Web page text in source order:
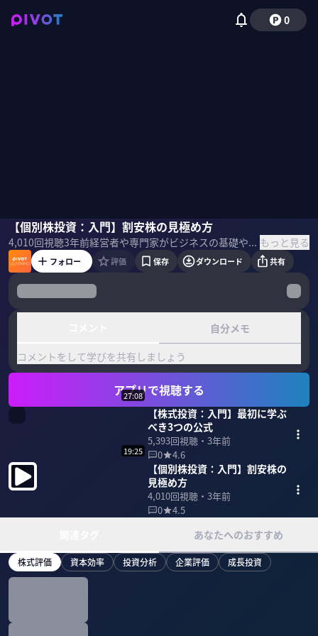
0
【個別株投資：入門】割安株の見極め方
4,010回視聴3年前 経営者や専門家がビジネスの基礎や最新テーマを教える「PIVOT LEARNING」。泉田良輔氏に株式投資をする際の基礎知識について聞いた。 もっと見る
泉田良輔国山ハセン
フォロー 評価 保存 ダウンロード 共有
自分メモ
コメントをして学びを共有しましょう
アプリで視聴する
27:08
【株式投資：入門】最初に学ぶ
べき3つの公式
5,393回視聴・ 3年前
0
4.6
19:25
【個別株投資：入門】割安株の
見極め方
4,010回視聴・ 3年前
0
4.5
あなたへのおすすめ
株式評価 資本効率 投資分析 企業評価 成長投資